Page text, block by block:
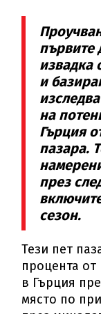
първите
извадка
и
на
Гърция
пазара.
през
сезон.
Тези пет
процента
в Гърция
място по